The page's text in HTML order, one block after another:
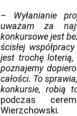
– Wyłanianie
uważam za
konkursowe jest
ścisłej
jest trochę
poznajemy
całości. To
konkursie, robią
podczas
Wierzchowski.